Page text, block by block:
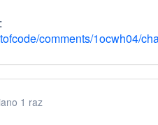
comments/1ocwh04/
1 raz